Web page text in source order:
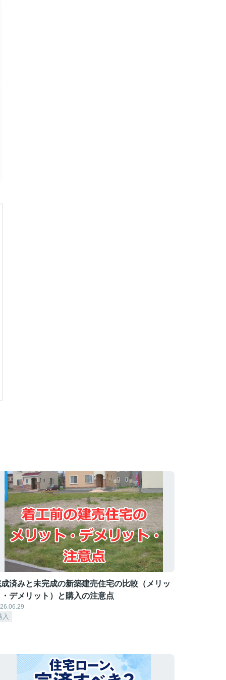
済みと未完成の新築建売住宅の比較（メリッ
デメリット）と購入の注意点
入